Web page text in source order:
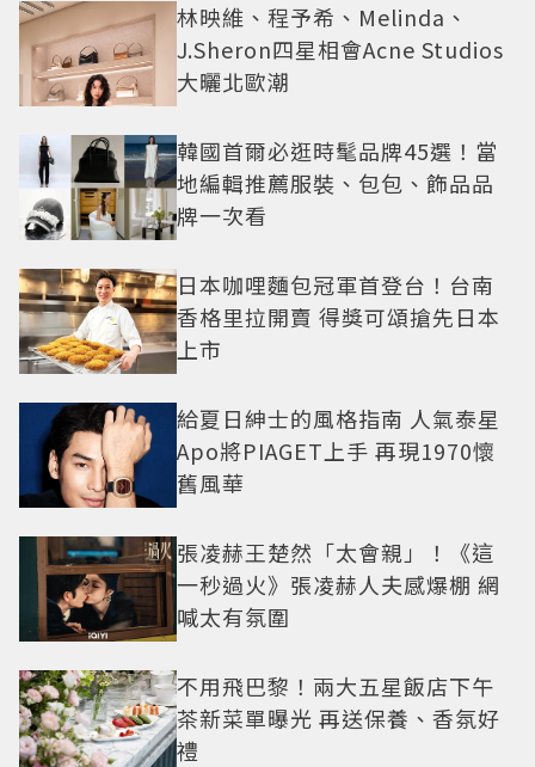
林映維、程予希、Melinda、
J.Sheron四星相會Acne Studios
大曬北歐潮
韓國首爾必逛時髦品牌45選！當
地編輯推薦服裝、包包、飾品品
牌一次看
日本咖哩麵包冠軍首登台！台南
香格里拉開賣 得獎可頌搶先日本
上市
給夏日紳士的風格指南 人氣泰星
Apo將PIAGET上手 再現1970懷
舊風華
張凌赫王楚然「太會親」！《這
一秒過火》張凌赫人夫感爆棚 網
喊太有氛圍
不用飛巴黎！兩大五星飯店下午
茶新菜單曝光 再送保養、香氛好
禮